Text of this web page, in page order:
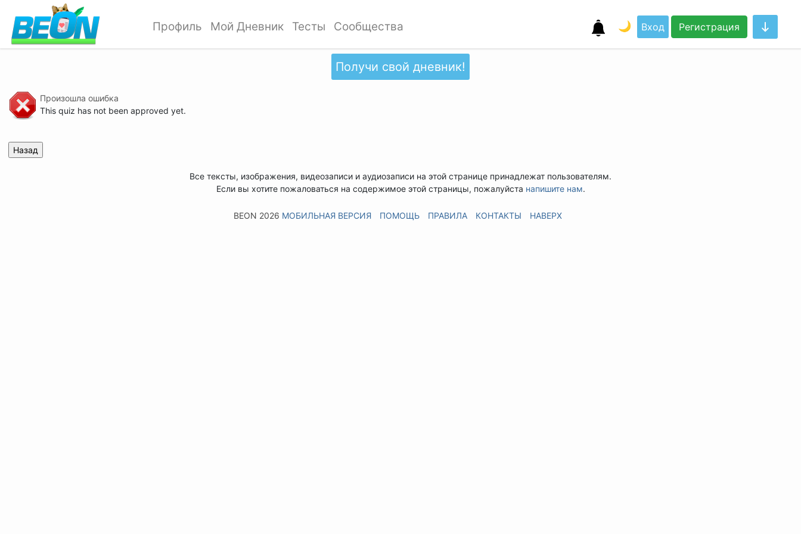
Профиль Мой Дневник Тесты Сообщества 🌙 Вход Регистрация
Получи свой дневник!
Произошла ошибка
This quiz has not been approved yet.
Все тексты, изображения, видеозаписи и аудиозаписи на этой странице принадлежат пользователям.
Если вы хотите пожаловаться на содержимое этой страницы, пожалуйста напишите нам.
BEON 2026 МОБИЛЬНАЯ ВЕРСИЯ ПОМОЩЬ ПРАВИЛА КОНТАКТЫ НАВЕРХ